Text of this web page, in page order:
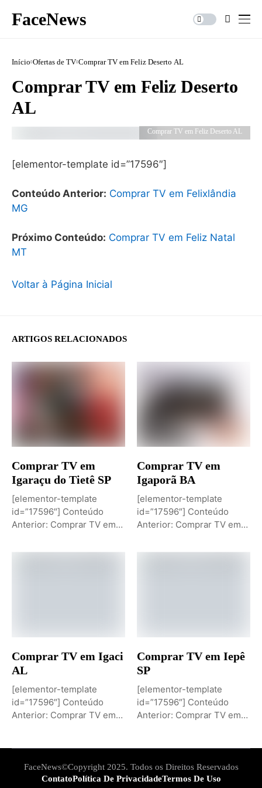
FaceNews
Início Ofertas de TV Comprar TV em Feliz Deserto AL
Comprar TV em Feliz Deserto
AL
Comprar TV em Feliz Deserto AL
[elementor-template id=”17596″]
Conteúdo Anterior: Comprar TV em Felixlândia
MG
Próximo Conteúdo: Comprar TV em Feliz Natal
MT
Voltar à Página Inicial
ARTIGOS RELACIONADOS
Comprar TV em
Igaraçu do Tietê SP
[elementor-template
id=”17596″] Conteúdo
Anterior: Comprar TV em
Conteúdo: Sobremesa de...
Comprar TV em
Igaporã BA
[elementor-template
id=”17596″] Conteúdo
Anterior: Comprar TV em
Comprar TV...
Comprar TV em Igaci
AL
[elementor-template
id=”17596″] Conteúdo
Anterior: Comprar TV em
Comprar TV em Iepê
SP
[elementor-template
id=”17596″] Conteúdo
Anterior: Comprar TV em
FaceNews©Copyright 2025. Todos os Direitos Reservados
ContatoPolítica De PrivacidadeTermos De Uso